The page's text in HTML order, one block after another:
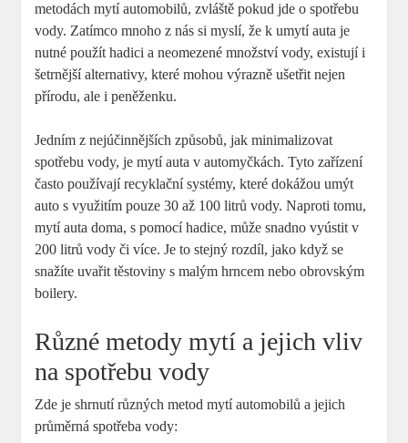
metodách mytí automobilů, zvláště pokud jde o spotřebu
vody. Zatímco mnoho z nás si myslí, že k umytí auta je
nutné použít hadici a neomezené množství vody, existují i
šetrnější alternativy, které mohou výrazně ušetřit nejen
přírodu, ale i peněženku.
Jedním z nejúčinnějších způsobů, jak minimalizovat
spotřebu vody, je mytí auta v automyčkách. Tyto zařízení
často používají recyklační systémy, které dokážou umýt
auto s využitím pouze 30 až 100 litrů vody. Naproti tomu,
mytí auta doma, s pomocí hadice, může snadno vyústit v
200 litrů vody či více. Je to stejný rozdíl, jako když se
snažíte uvařit těstoviny s malým hrncem nebo obrovským
boilery.
Různé metody mytí a jejich vliv
na spotřebu vody
Zde je shrnutí různých metod mytí automobilů a jejich
průměrná spotřeba vody: